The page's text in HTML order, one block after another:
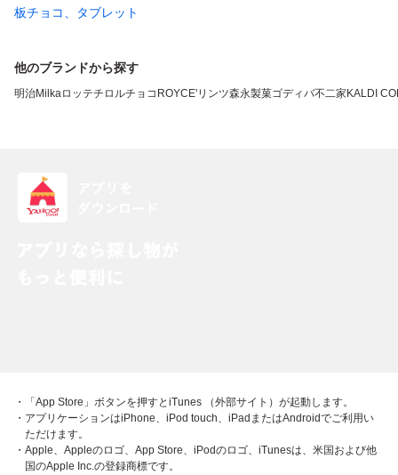
板チョコ、タブレット
他のブランドから探す
明治Milkaロッテチロルチョコ ROYCE'リンツ森永製菓ゴディバ不二家 KALDI
・「App Store」ボタンを押すとiTunes （外部サイト）が起動します。
・アプリケーションはiPhone、iPod touch、iPadまたはAndroidでご利用い
ただけます。
・Apple、Appleのロゴ、App Store、iPodのロゴ、iTunesは、米国および他
国のApple Inc.の登録商標です。